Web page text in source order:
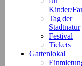
Kinder/
Tag der
Stadtnatur
Festival
Tickets
Gartenlokal